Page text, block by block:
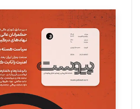
تحریریه
سروش کرمیان
تحریریه
مینا پاکدل